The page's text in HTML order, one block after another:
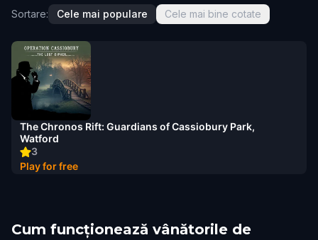
Sortare: Cele mai populare Cele mai bine cotate
3
The Chronos Rift: Guardians of Cassiobury Park,
Watford
Play for free
Cum funcționează vânătorile de